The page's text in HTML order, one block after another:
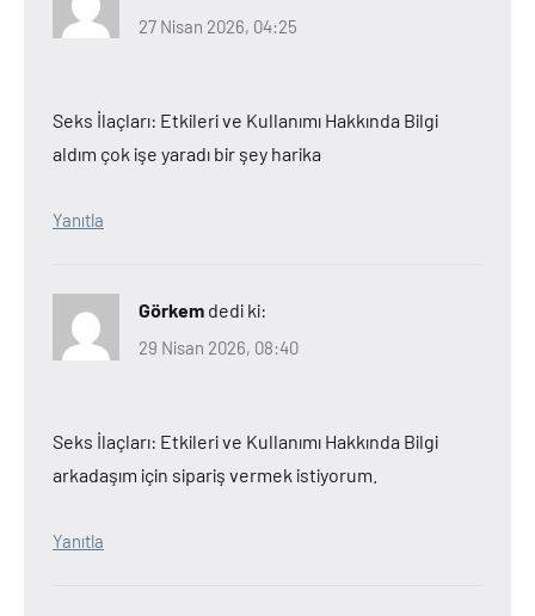
27 Nisan 2026, 04:25
Seks İlaçları: Etkileri ve Kullanımı Hakkında Bilgi
aldım çok işe yaradı bir şey harika
Yanıtla
Görkem dedi ki:
29 Nisan 2026, 08:40
Seks İlaçları: Etkileri ve Kullanımı Hakkında Bilgi
arkadaşım için sipariş vermek istiyorum.
Yanıtla